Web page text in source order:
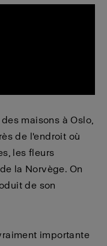
maisons à Oslo,
de l'endroit où
les fleurs
la Norvège. On
de son
importante